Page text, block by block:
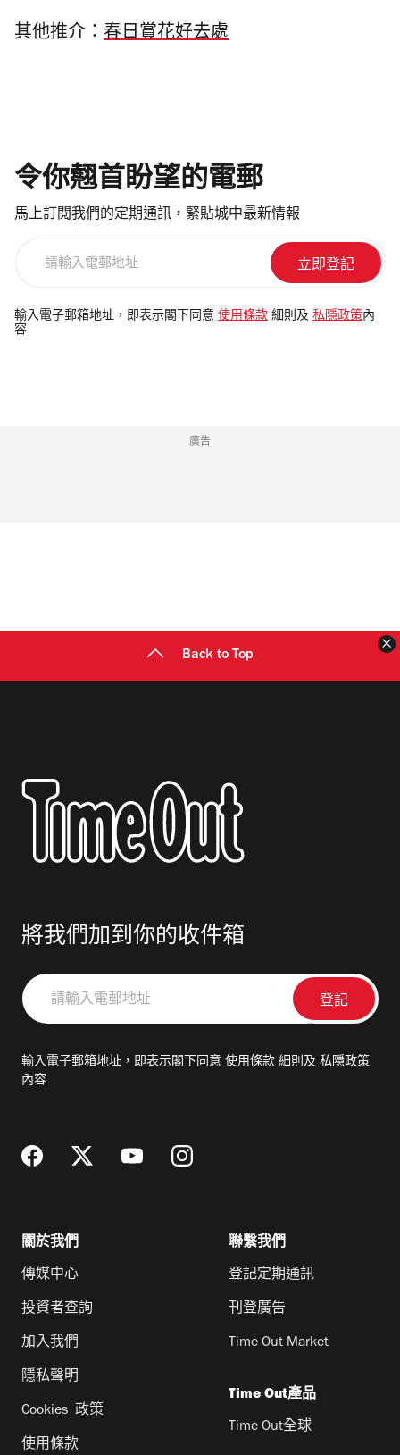
其他推介： 春日賞花好去處
令你翹首盼望的電郵
馬上訂閱我們的定期通訊，緊貼城中最新情報
電
郵
輸入電子郵箱地址，即表示閣下同意 使用條款 細則及 私隱政策內
容
廣告
Back to Top
將我們加到你的收件箱
請
輸
郵
輸入電子郵箱地址，即表示閣下同意 使用條款 細則及 私隱政策
內容
關於我們
傳媒中心
投資者查詢
加入我們
隱私聲明
Cookies 政策
使用條款
聯繫我們
登記定期通訊
刊登廣告
Time Out Market
Time Out產品
Time Out全球